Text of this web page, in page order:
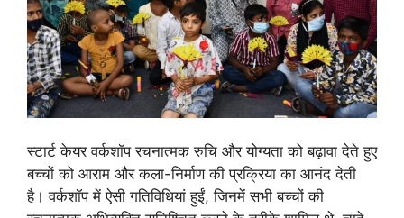
स्‍टार्ट केयर वर्कशॉप रचनात्‍मक रुचि और योग्‍यता को बढ़ावा देते हुए
बच्‍चों को आराम और कला-निर्माण की प्रक्रिया का आनंद देती
है। वर्कशॉप में ऐसी गतिविधियां हुईं, जिनमें सभी बच्‍चों की